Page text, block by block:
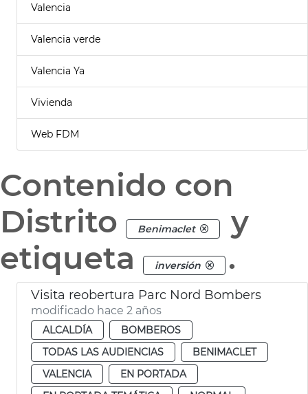
Valencia
Valencia verde
Valencia Ya
Vivienda
Web FDM
Contenido con
Distrito
Benimaclet
y
etiqueta
inversión .
Visita reobertura Parc Nord Bombers
modificado hace 2 años
ALCALDÍA
BOMBEROS
TODAS LAS AUDIENCIAS
BENIMACLET
VALENCIA
EN PORTADA